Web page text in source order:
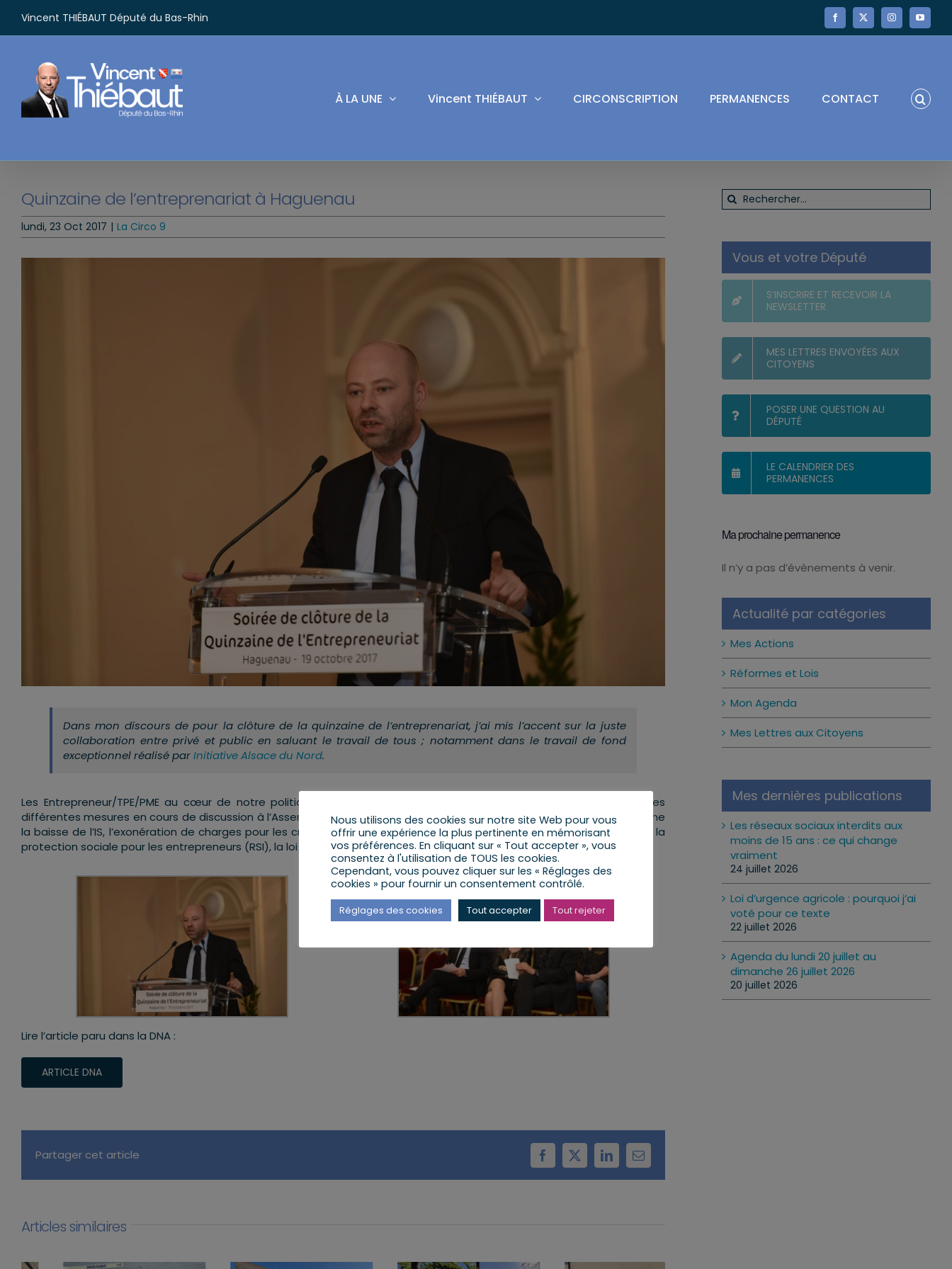
contenu
Vincent THIÉBAUT Député du Bas-Rhin Facebook
X InstagramYouTube
À LA UNE Vincent THIÉBAUT CIRCONSCRIPTION PERMANENCES CONTACT
Quinzaine de l’entreprenariat à Haguenau
lundi, 23 Oct 2017 | La Circo 9
Dans mon discours de pour la clôture de la quinzaine de l’entreprenariat, j’ai mis l’accent sur la juste
collaboration entre privé et public en saluant le travail de tous ; notamment dans le travail de fond
exceptionnel réalisé parInitiative Alsace du Nord.
Les Entrepreneur/TPE/PME au cœur de notre politique économique, ainsi à Haguenau, ce 19 octobre, j’ai rappelé les
différentes mesures en cours de discussion à l’Assemblée, à destination des Entrepreneurs/Repreneurs/TPE/PME comme
la baisse de l’IS, l’exonération de charges pour les créateurs et les repreneurs, ainsi que les dispositifs à venir comme la
protection sociale pour les entrepreneurs (RSI), la loi sur le droit à l’erreur.
Lire l’article paru dans la DNA :
ARTICLE DNA
Partager cet article Facebook
X LinkedInEmail
Articles similaires
Rechercher:
Vous et votre Député
S’INSCRIRE ET RECEVOIR LA
NEWSLETTER
MES LETTRES ENVOYÉES AUX
CITOYENS
POSER UNE QUESTION AU
DÉPUTÉ
LE CALENDRIER DES
PERMANENCES
Ma prochaine permanence
Notice
Il n’y a pas d’évènements à venir.
Actualité par catégories
Mes Actions
Réformes et Lois
Mon Agenda
Mes Lettres aux Citoyens
Mes dernières publications
Les réseaux sociaux interdits aux
moins de 15 ans : ce qui change
vraiment
24 juillet 2026
Loi d’urgence agricole : pourquoi j’ai
voté pour ce texte
22 juillet 2026
Agenda du lundi 20 juillet au
dimanche 26 juillet 2026
20 juillet 2026
Nous utilisons des cookies sur notre site Web pour vous
offrir une expérience la plus pertinente en mémorisant
vos préférences. En cliquant sur « Tout accepter », vous
consentez à l'utilisation de TOUS les cookies.
Cependant, vous pouvez cliquer sur les « Réglages des
cookies » pour fournir un consentement contrôlé.
Réglages des cookies Tout accepter Tout rejeter